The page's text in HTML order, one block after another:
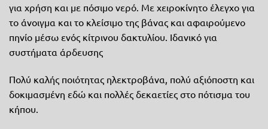
για χρήση και με πόσιμο νερό. Με χειροκίνητο έλεγχο για
το άνοιγμα και το κλείσιμο της βάνας και αφαιρούμενο
πηνίο μέσω ενός κίτρινου δακτυλίου. Ιδανικό για
συστήματα άρδευσης
Πολύ καλής ποιότητας ηλεκτροβάνα, πολύ αξιόποστη και
δοκιμασμένη εδώ και πολλές δεκαετίες στο πότισμα του
κήπου.